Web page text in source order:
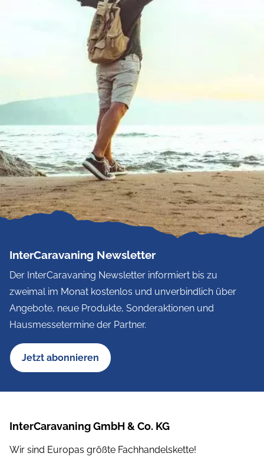
InterCaravaning Newsletter
Der InterCaravaning Newsletter informiert bis zu
zweimal im Monat kostenlos und unverbindlich über
Angebote, neue Produkte, Sonderaktionen und
Hausmessetermine der Partner.
Jetzt abonnieren
InterCaravaning GmbH & Co. KG
Wir sind Europas größte Fachhandelskette!